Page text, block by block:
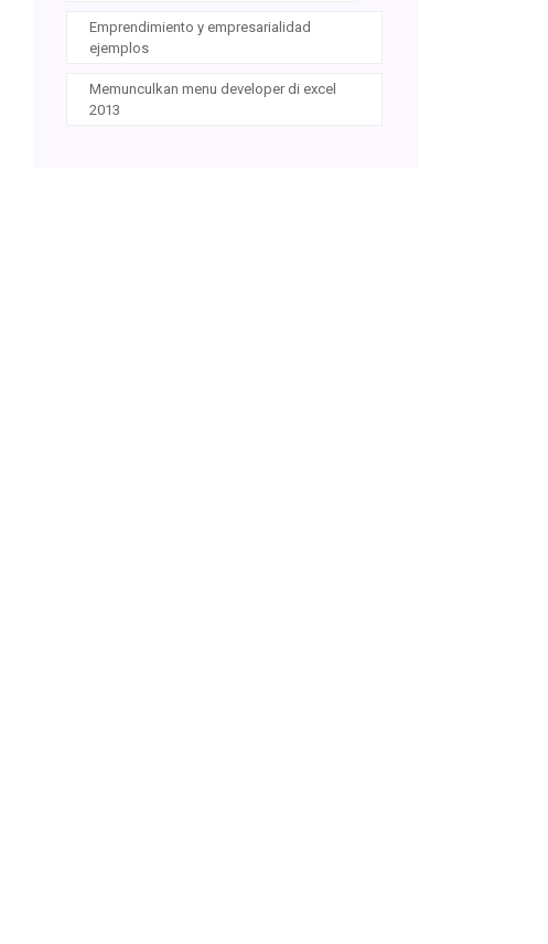
Emprendimiento y empresarialidad
ejemplos
Memunculkan menu developer di excel
2013